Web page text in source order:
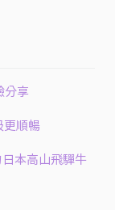
分享
更順暢
本高山飛驒牛